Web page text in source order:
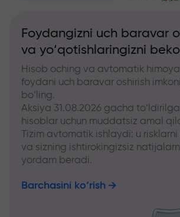
Foydangizni uch baravar
va yo‘qotishlaringizni
Hisob oching va avtomatik
foydani uch baravar oshirish
bo‘ling.
Aksiya 31.08.2026 gacha
hisoblar uchun muddatsiz amal
Tizim avtomatik ishlaydi: u
va sizning ishtirokingizsiz
yordam beradi.
Barchasini ko‘rish